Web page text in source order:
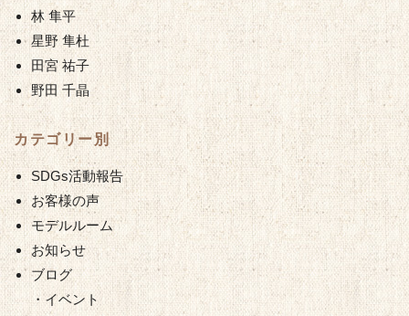
林 隼平
星野 隼杜
田宮 祐子
野田 千晶
カテゴリー別
SDGs活動報告
お客様の声
モデルルーム
お知らせ
ブログ
・イベント